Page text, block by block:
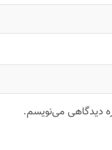
دیدگاهی می‌نویسم.